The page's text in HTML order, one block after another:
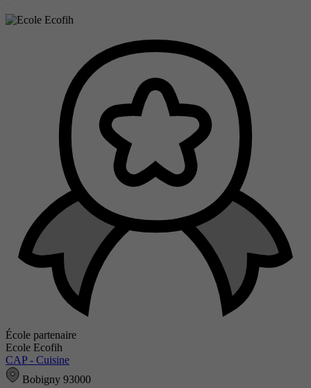
École partenaire
Ecole Ecofih
CAP - Cuisine
Bobigny 93000